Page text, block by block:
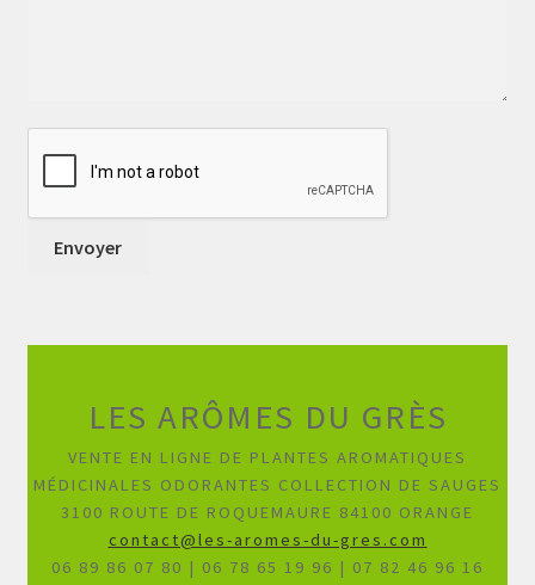
LES ARÔMES DU GRÈS
VENTE EN LIGNE DE PLANTES AROMATIQUES
MÉDICINALES ODORANTES COLLECTION DE SAUGES
3100 ROUTE DE ROQUEMAURE 84100 ORANGE
contact@les-aromes-du-gres.com
06 89 86 07 80 | 06 78 65 19 96 | 07 82 46 96 16